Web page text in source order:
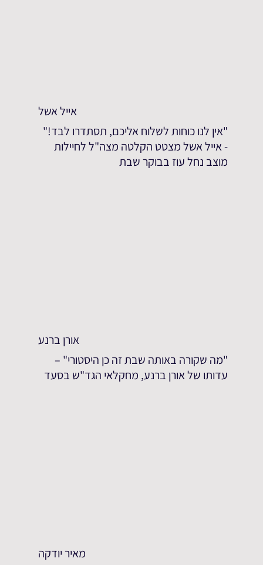
אייל אשל
"אין לנו כוחות לשלוח אליכם, תסתדרו לבד!"
- אייל אשל מצטט הקלטה מצה"ל לחיילות
מוצב נחל עוז בבוקר שבת
אורן ברנע
"מה שקורה באותה שבת זה כן היסטורי" –
עדותו של אורן ברנע, מחקלאי הגד"ש בסעד
מאיר יודקה